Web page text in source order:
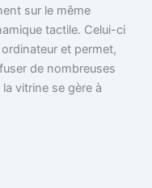
sur le même
tactile. Celui-ci
et permet,
de nombreuses
vitrine se gère à